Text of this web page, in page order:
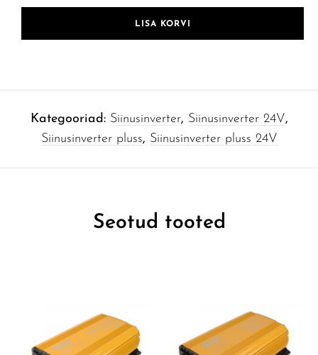
LISA KORVI
Kategooriad: Siinusinverter, Siinusinverter 24V,
Siinusinverter pluss, Siinusinverter pluss 24V
Seotud tooted